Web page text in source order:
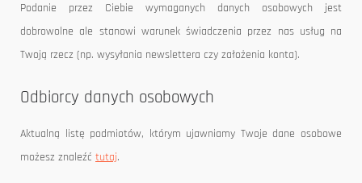
Podanie przez Ciebie wymaganych danych osobowych jest
dobrowolne ale stanowi warunek świadczenia przez nas usług na
Twoją rzecz (np. wysyłania newslettera czy założenia konta).
Odbiorcy danych osobowych
Aktualną listę podmiotów, którym ujawniamy Twoje dane osobowe
możesz znaleźć tutaj.